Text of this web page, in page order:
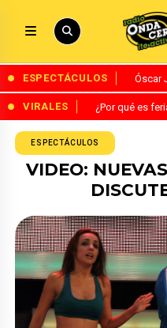
ESPECTÁCULOS Óscar
VIRALES ¿Por qué es
ESPECTÁCULOS
VIDEO: